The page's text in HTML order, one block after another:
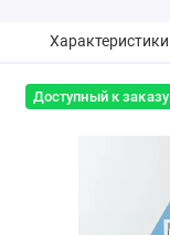
Характеристики
Доступный к заказу